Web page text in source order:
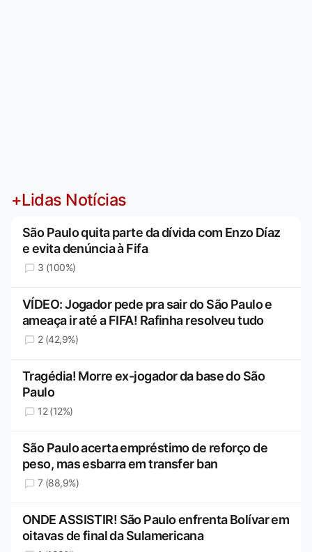
+Lidas Notícias
São Paulo quita parte da dívida com Enzo Díaz
e evita denúncia à Fifa
3 (100%)
VÍDEO: Jogador pede pra sair do São Paulo e
ameaça ir até a FIFA! Rafinha resolveu tudo
2 (42,9%)
Tragédia! Morre ex-jogador da base do São
Paulo
12 (12%)
São Paulo acerta empréstimo de reforço de
peso, mas esbarra em transfer ban
7 (88,9%)
ONDE ASSISTIR! São Paulo enfrenta Bolívar em
oitavas de final da Sulamericana